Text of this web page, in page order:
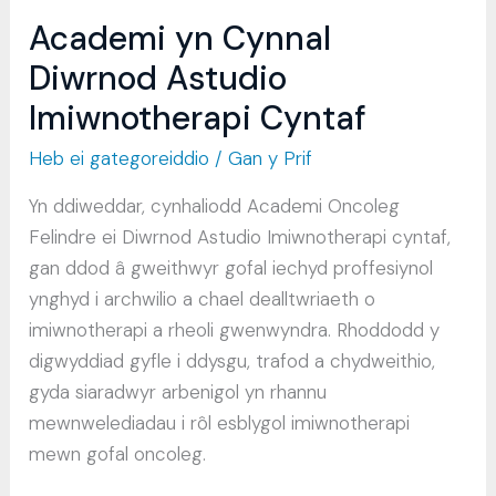
Academi yn Cynnal
Diwrnod Astudio
Imiwnotherapi Cyntaf
Heb ei gategoreiddio / Gany Prif
Yn ddiweddar, cynhaliodd Academi Oncoleg
Felindre ei Diwrnod Astudio Imiwnotherapi cyntaf,
gan ddod â gweithwyr gofal iechyd proffesiynol
ynghyd i archwilio a chael dealltwriaeth o
imiwnotherapi a rheoli gwenwyndra. Rhoddodd y
digwyddiad gyfle i ddysgu, trafod a chydweithio,
gyda siaradwyr arbenigol yn rhannu
mewnwelediadau i rôl esblygol imiwnotherapi
mewn gofal oncoleg.